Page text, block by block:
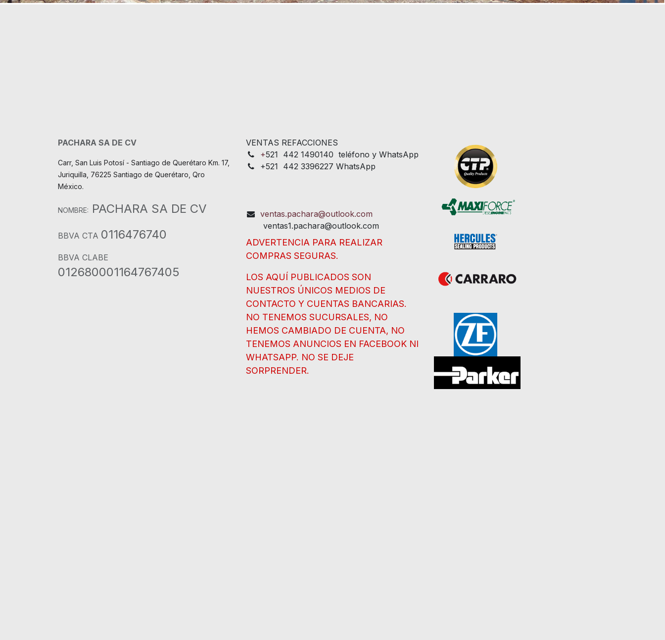
PACHARA SA DE CV
Carr, San Luis Potosí - Santiago de Querétaro Km. 17,
Juriquilla, 76225 Santiago de Querétaro, Qro
México.
NOMBRE: PACHARA SA DE CV
BBVA CTA 0116476740
BBVA CLABE
012680001164767405
VENTAS REFACCIONES
+521 442 1490140 teléfono y WhatsApp
+521 442 3396227 WhatsApp
ventas.pachara@outlook.com
ventas1.pachara@outlook.com
ADVERTENCIA PARA REALIZAR
COMPRAS SEGURAS.
LOS AQUÍ PUBLICADOS SON
NUESTROS ÚNICOS MEDIOS DE
CONTACTO Y CUENTAS BANCARIAS.
NO TENEMOS SUCURSALES, NO
HEMOS CAMBIADO DE CUENTA, NO
TENEMOS ANUNCIOS EN FACEBOOK NI
WHATSAPP. NO SE DEJE
SORPRENDER.